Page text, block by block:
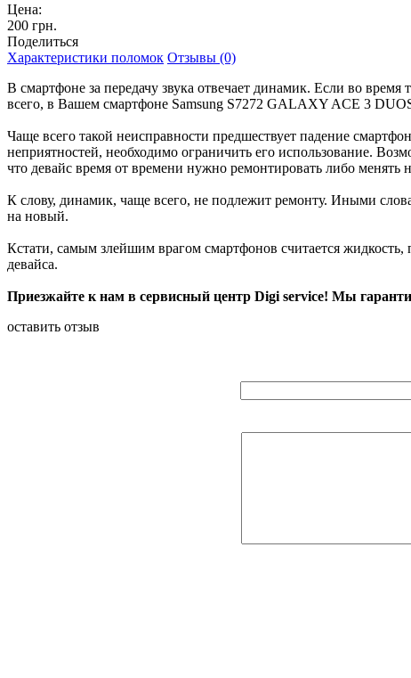
Цена:
200 грн.
Поделиться
Характеристики поломок Отзывы (0)
В смартфоне за передачу звука отвечает динамик. Если во
всего, в Вашем смартфоне Samsung S7272 GALAXY ACE 3
Чаще всего такой неисправности предшествует падение
неприятностей, необходимо ограничить его использование.
что девайс время от времени нужно ремонтировать либо менять
К слову, динамик, чаще всего, не подлежит ремонту. Иными
на новый.
Кстати, самым злейшим врагом смартфонов считается жидкость,
девайса.
Приезжайте к нам в сервисный центр Digi service! Мы
оставить отзыв